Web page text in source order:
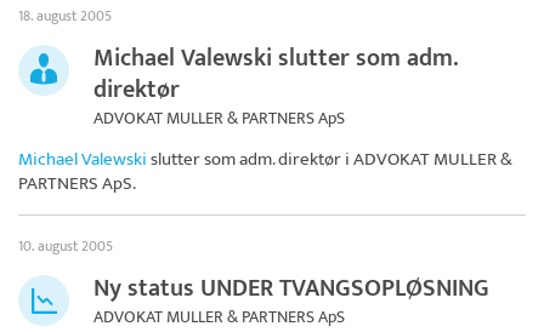
18. august 2005
Michael Valewski slutter som adm.
direktør
ADVOKAT MULLER & PARTNERS ApS
Michael Valewskislutter som adm. direktør iADVOKAT MULLER &
PARTNERS ApS.
10. august 2005
Ny status UNDER TVANGSOPLØSNING
ADVOKAT MULLER & PARTNERS ApS